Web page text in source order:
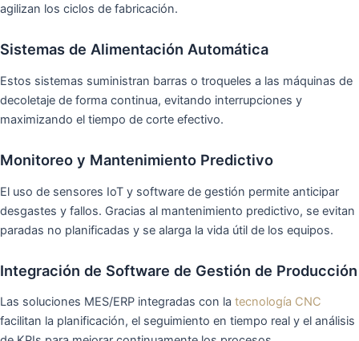
agilizan los ciclos de fabricación.
Sistemas de Alimentación Automática
Estos sistemas suministran barras o troqueles a las máquinas de
decoletaje de forma continua, evitando interrupciones y
maximizando el tiempo de corte efectivo.
Monitoreo y Mantenimiento Predictivo
El uso de sensores IoT y software de gestión permite anticipar
desgastes y fallos. Gracias al mantenimiento predictivo, se evitan
paradas no planificadas y se alarga la vida útil de los equipos.
Integración de Software de Gestión de Producción
Las soluciones MES/ERP integradas con la tecnología CNC
facilitan la planificación, el seguimiento en tiempo real y el análisis